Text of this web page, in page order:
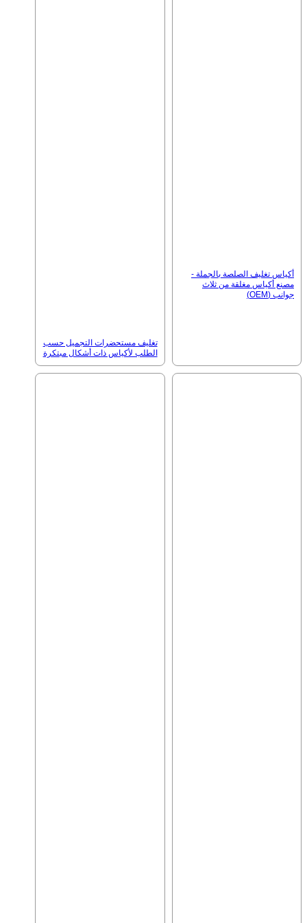
أكياس تغليف الصلصة بالجملة -
مصنع أكياس مغلقة من ثلاث
جوانب (OEM)
تغليف مستحضرات التجميل حسب
الطلب لأكياس ذات أشكال مبتكرة